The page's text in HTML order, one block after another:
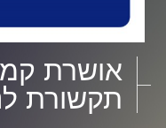
אושרת
תקשורת